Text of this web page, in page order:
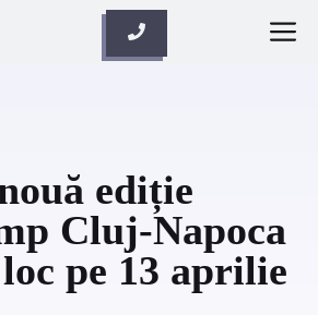
ediție
Cluj-Napoca
pe 13 aprilie